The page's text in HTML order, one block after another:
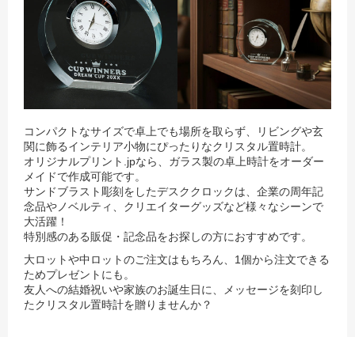
コンパクトなサイズで卓上でも場所を取らず、リビングや玄
関に飾るインテリア小物にぴったりなクリスタル置時計。
オリジナルプリント.jpなら、ガラス製の卓上時計をオーダー
メイドで作成可能です。
サンドブラスト彫刻をしたデスククロックは、企業の周年記
念品やノベルティ、クリエイターグッズなど様々なシーンで
大活躍！
特別感のある販促・記念品をお探しの方におすすめです。
大ロットや中ロットのご注文はもちろん、1個から注文できる
ためプレゼントにも。
友人への結婚祝いや家族のお誕生日に、メッセージを刻印し
たクリスタル置時計を贈りませんか？